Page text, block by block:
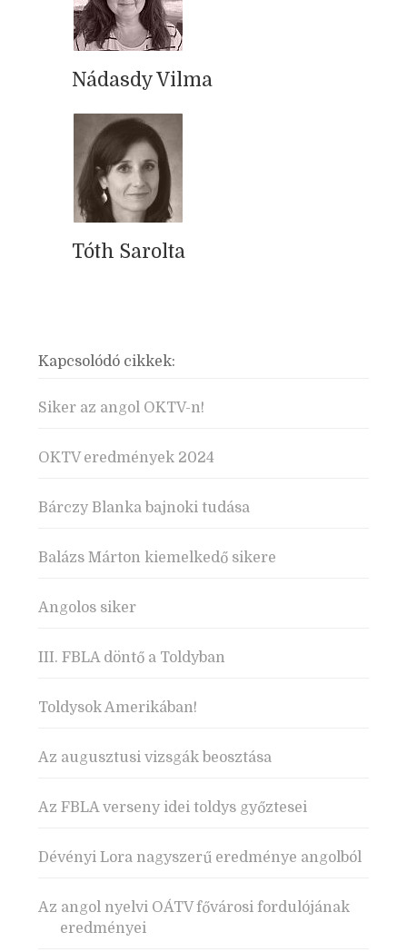
Nádasdy Vilma
Tóth Sarolta
Kapcsolódó cikkek:
Siker az angol OKTV-n!
OKTV eredmények 2024
Bárczy Blanka bajnoki tudása
Balázs Márton kiemelkedő sikere
Angolos siker
III. FBLA döntő a Toldyban
Toldysok Amerikában!
Az augusztusi vizsgák beosztása
Az FBLA verseny idei toldys győztesei
Dévényi Lora nagyszerű eredménye angolból
Az angol nyelvi OÁTV fővárosi fordulójának
eredményei